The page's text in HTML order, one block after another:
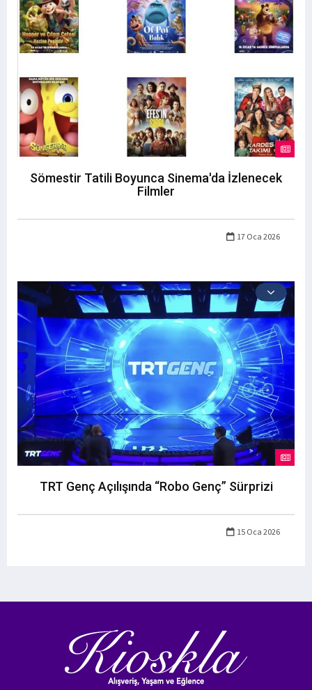
Sömestir Tatili Boyunca Sinema'da İzlenecek
Filmler
17 Oca 2026
TRT Genç Açılışında “Robo Genç” Sürprizi
15 Oca 2026